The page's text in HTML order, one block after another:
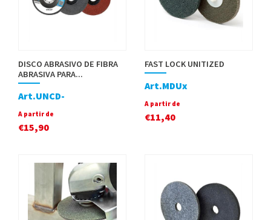
DISCO ABRASIVO DE FIBRA
ABRASIVA PARA...
Art.UNCD-
A partir de
€15,90
FAST LOCK UNITIZED
Art.MDUx
A partir de
€11,40